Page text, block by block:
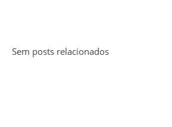
Sem posts relacionados